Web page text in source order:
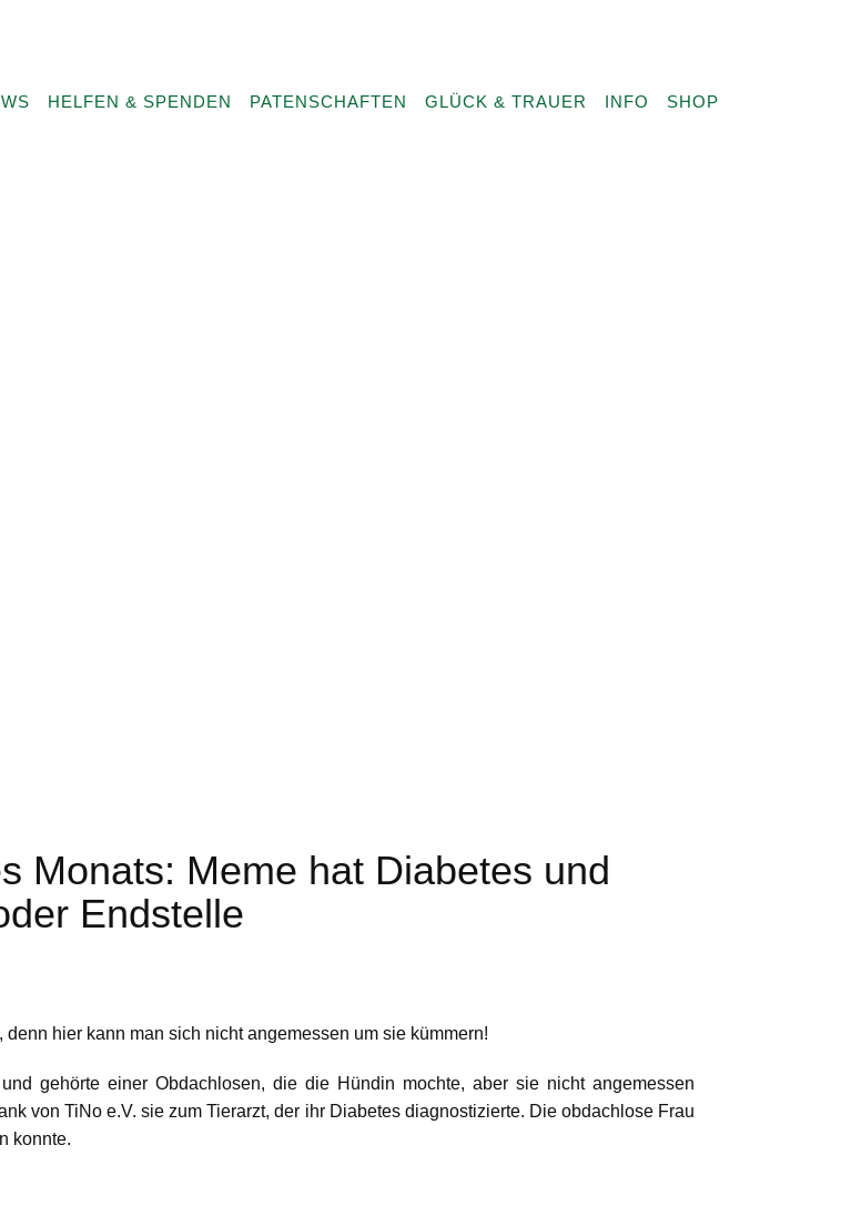
HELFEN & SPENDEN PATENSCHAFTEN GLÜCK & TRAUER INFO SHOP
Monats: Meme hat Diabetes und
Endstelle
hier kann man sich nicht angemessen um sie kümmern!
gehörte einer Obdachlosen, die die Hündin mochte, aber sie nicht angemessen
von TiNo e.V. sie zum Tierarzt, der ihr Diabetes diagnostizierte. Die obdachlose Frau
konnte.